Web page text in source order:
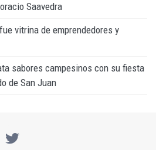
Saavedra
vitrina de emprendedores y
sabores campesinos con su fiesta
de San Juan